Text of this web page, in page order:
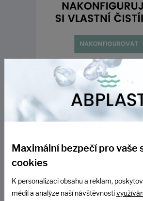
Maximální bezpečí pro vaše
cookies
K personalizaci obsahu a reklam,
médií a analýze naší návštěvnosti